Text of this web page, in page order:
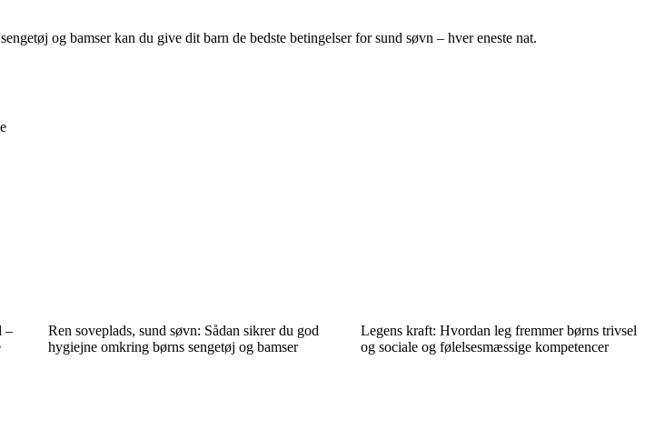
og bamser kan du give dit barn de bedste betingelser for sund søvn – hver eneste nat.
–
Ren soveplads, sund søvn: Sådan sikrer du god
hygiejne omkring børns sengetøj og bamser
Legens kraft: Hvordan leg fremmer børns trivsel
og sociale og følelsesmæssige kompetencer